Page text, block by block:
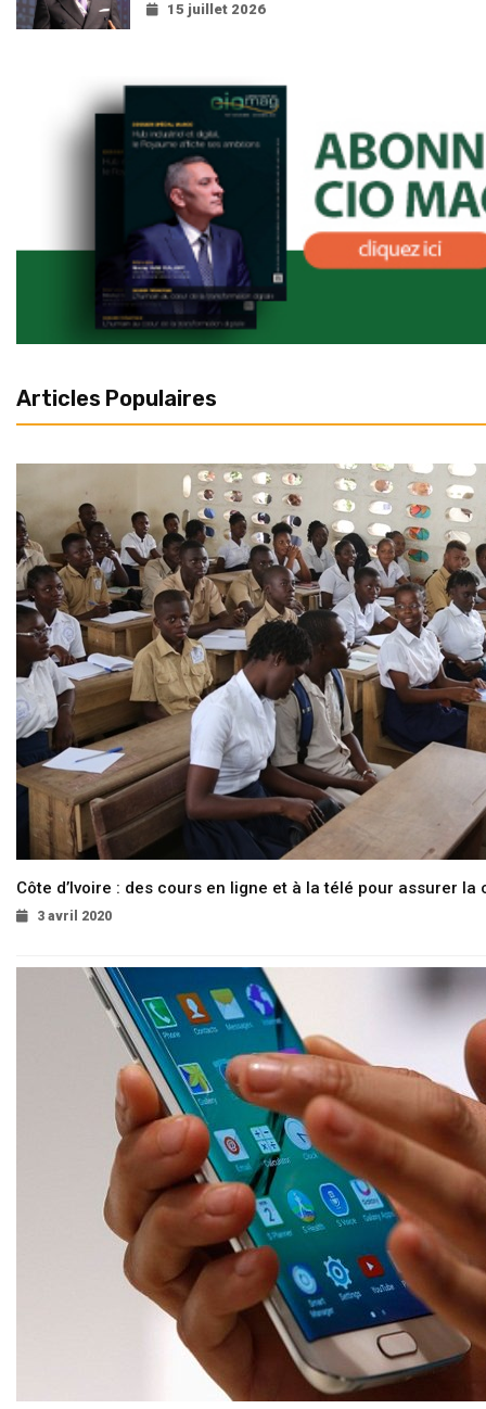
15 juillet 2026
Articles Populaires
Côte d’Ivoire : des cours en ligne et à la télé pour assurer la
3 avril 2020